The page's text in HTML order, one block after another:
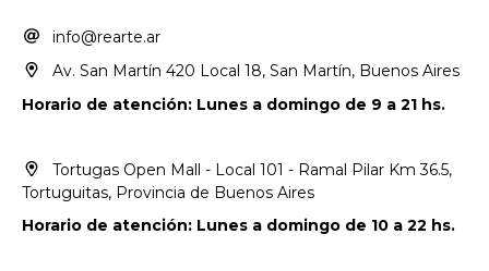
info@rearte.ar
Av. San Martín 420 Local 18, San Martín, Buenos Aires
Horario de atención: Lunes a domingo de 9 a 21 hs.
Tortugas Open Mall - Local 101 - Ramal Pilar Km 36.5,
Tortuguitas, Provincia de Buenos Aires
Horario de atención: Lunes a domingo de 10 a 22 hs.